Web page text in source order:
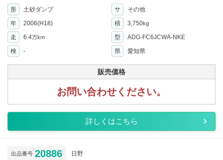
形 土砂ダンプ サ
その他
年
2006(H18) 積 3,750kg
走 6.4万km 型
ADG-FC6JCWA-NKE
検
- 県 愛知県
販売価格
お問い合わせください。
詳しくはこちら
出品番号 20886 日野